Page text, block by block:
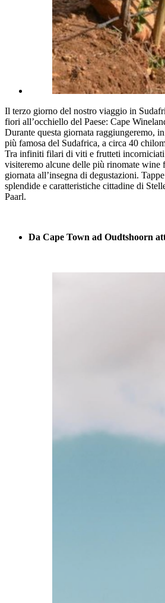
Il terzo giorno del nostro viaggio in
fiori all’occhiello del Paese: Cape
Durante questa giornata raggiungeremo,
più famosa del Sudafrica, a circa 40
Tra infiniti filari di viti e frutteti incorniciati
visiteremo alcune delle più rinomate wine
giornata all’insegna di degustazioni.
splendide e caratteristiche cittadine di
Paarl.
Da Cape Town ad Oudtshoorn